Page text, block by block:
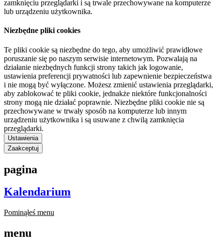
zamknięciu przeglądarki i są trwale przechowywane na komputerze
lub urządzeniu użytkownika.
Niezbędne pliki cookies
Te pliki cookie są niezbędne do tego, aby umożliwić prawidłowe
poruszanie się po naszym serwisie internetowym. Pozwalają na
działanie niezbędnych funkcji strony takich jak logowanie,
ustawienia preferencji prywatności lub zapewnienie bezpieczeństwa
i nie mogą być wyłączone. Możesz zmienić ustawienia przeglądarki,
aby zablokować te pliki cookie, jednakże niektóre funkcjonalności
strony mogą nie działać poprawnie. Niezbędne pliki cookie nie są
przechowywane w trwały sposób na komputerze lub innym
urządzeniu użytkownika i są usuwane z chwilą zamknięcia
przeglądarki.
Ustawienia
Zaakceptuj
pagina
Kalendarium
Pominąłeś menu
menu